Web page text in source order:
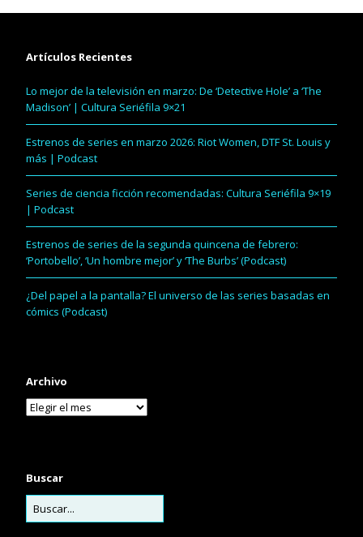
Artículos Recientes
Lo mejor de la televisión en marzo: De ‘Detective Hole’ a ‘The
Madison’ | Cultura Seriéfila 9×21
Estrenos de series en marzo 2026: Riot Women, DTF St. Louis y
más | Podcast
Series de ciencia ficción recomendadas: Cultura Seriéfila 9×19
| Podcast
Estrenos de series de la segunda quincena de febrero:
‘Portobello’, ‘Un hombre mejor’ y ‘The Burbs’ (Podcast)
¿Del papel a la pantalla? El universo de las series basadas en
cómics (Podcast)
Archivo
Buscar